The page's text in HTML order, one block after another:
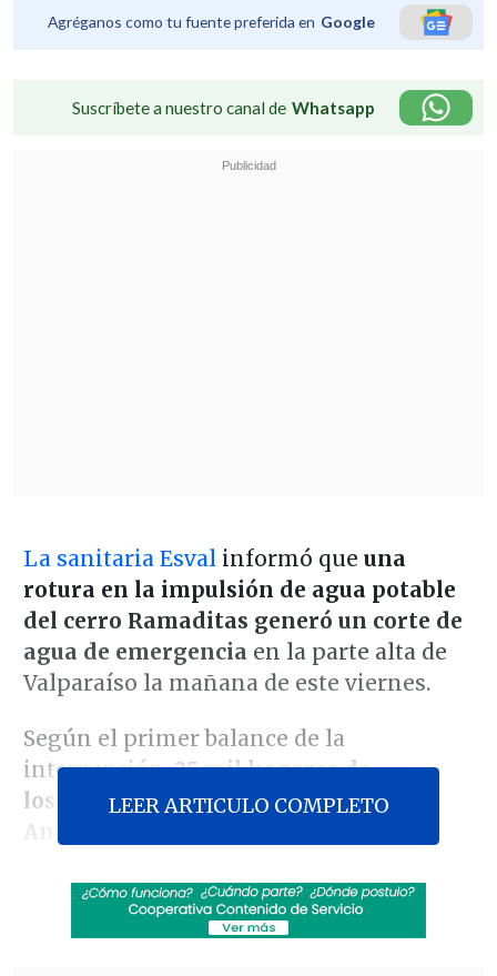
Agréganos como tu fuente preferida en Google
Suscríbete a nuestro canal de Whatsapp
La sanitaria Esval informó que una
rotura en la impulsión de agua potable
del cerro Ramaditas generó un corte de
agua de emergencia en la parte alta de
Valparaíso la mañana de este viernes.
Según el primer balance de la
interrupción,25 mil hogares de
los cerros entre San Roque y Playa
Ancha no tienen suministro
100 mil personas.
LEER ARTICULO COMPLETO